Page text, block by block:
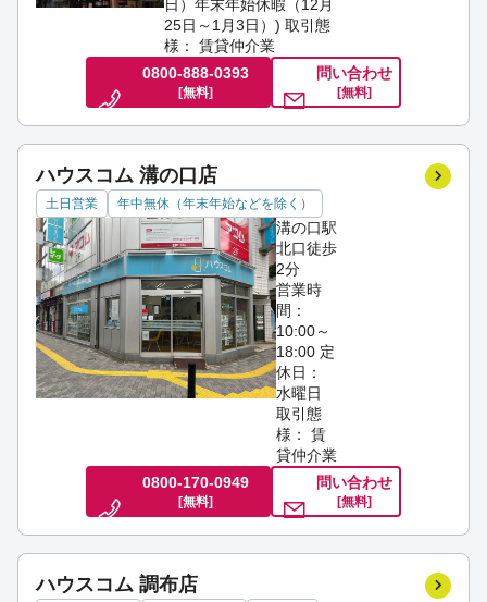
日）年末年始休暇（12月
25日～1月3日）) 取引態
様： 賃貸仲介業
0800-888-0393
[無料]
問い合わせ
[無料]
ハウスコム 溝の口店
土日営業 年中無休（年末年始などを除く）
溝の口駅
北口徒歩
2分
営業時
間：
10:00～
18:00 定
休日：
水曜日
取引態
様： 賃
貸仲介業
0800-170-0949
[無料]
問い合わせ
[無料]
ハウスコム 調布店